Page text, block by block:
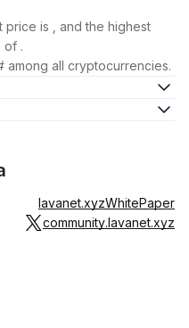
price is , and the highest
of .
among all cryptocurrencies.
lavanet.xyzWhitePaper
community.lavanet.xyz